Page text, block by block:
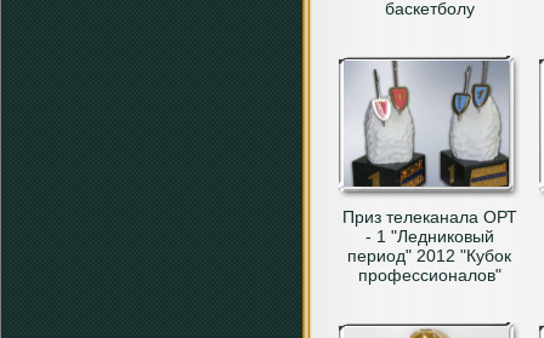
баскетболу
Приз телеканала ОРТ
- 1 "Ледниковый
период" 2012 "Кубок
профессионалов"